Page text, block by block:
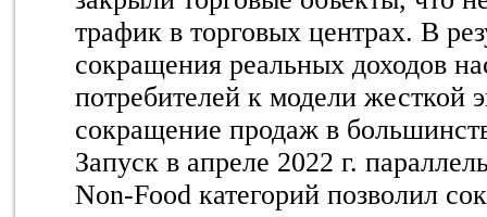
трафик в торговых центрах. В
сокращения реальных доходов
потребителей к модели жесткой
сокращение продаж в
Запуск в апреле 2022 г.
Non-Food категорий позволил